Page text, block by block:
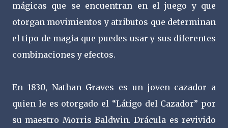
mágicas que se encuentran en el juego y que
otorgan movimientos y atributos que determinan
el tipo de magia que puedes usar y sus diferentes
combinaciones y efectos.
En 1830, Nathan Graves es un joven cazador a
quien le es otorgado el “Látigo del Cazador” por
su maestro Morris Baldwin. Drácula es revivido